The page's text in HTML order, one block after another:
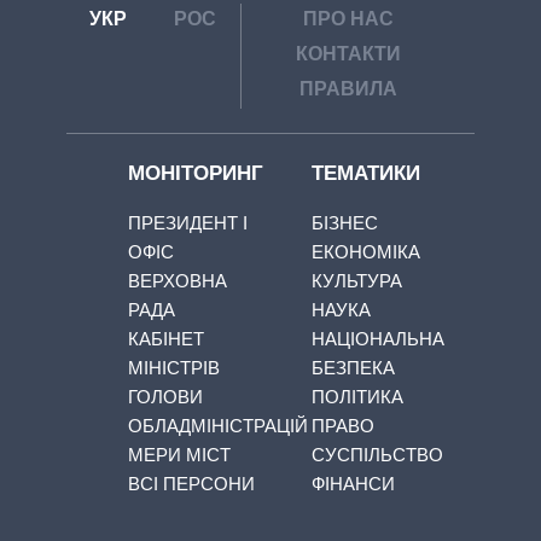
УКР РОС
ПРО НАС
КОНТАКТИ
ПРАВИЛА
МОНІТОРИНГ
ПРЕЗИДЕНТ І
ОФІС
ВЕРХОВНА
РАДА
КАБІНЕТ
МІНІСТРІВ
ГОЛОВИ
ОБЛАДМІНІСТРАЦІЙ
МЕРИ МІСТ
ВСІ ПЕРСОНИ
ТЕМАТИКИ
БІЗНЕС
ЕКОНОМІКА
КУЛЬТУРА
НАУКА
НАЦІОНАЛЬНА
БЕЗПЕКА
ПОЛІТИКА
ПРАВО
СУСПІЛЬСТВО
ФІНАНСИ